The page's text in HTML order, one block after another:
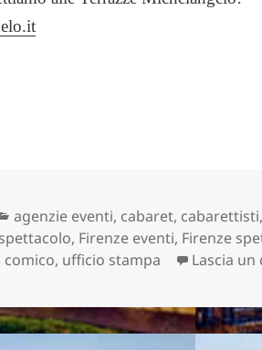
Categorie
agenzie eventi, cabaret, cabarettisti,
, Firenze eventi, Firenze
comico, ufficio stampa Lascia